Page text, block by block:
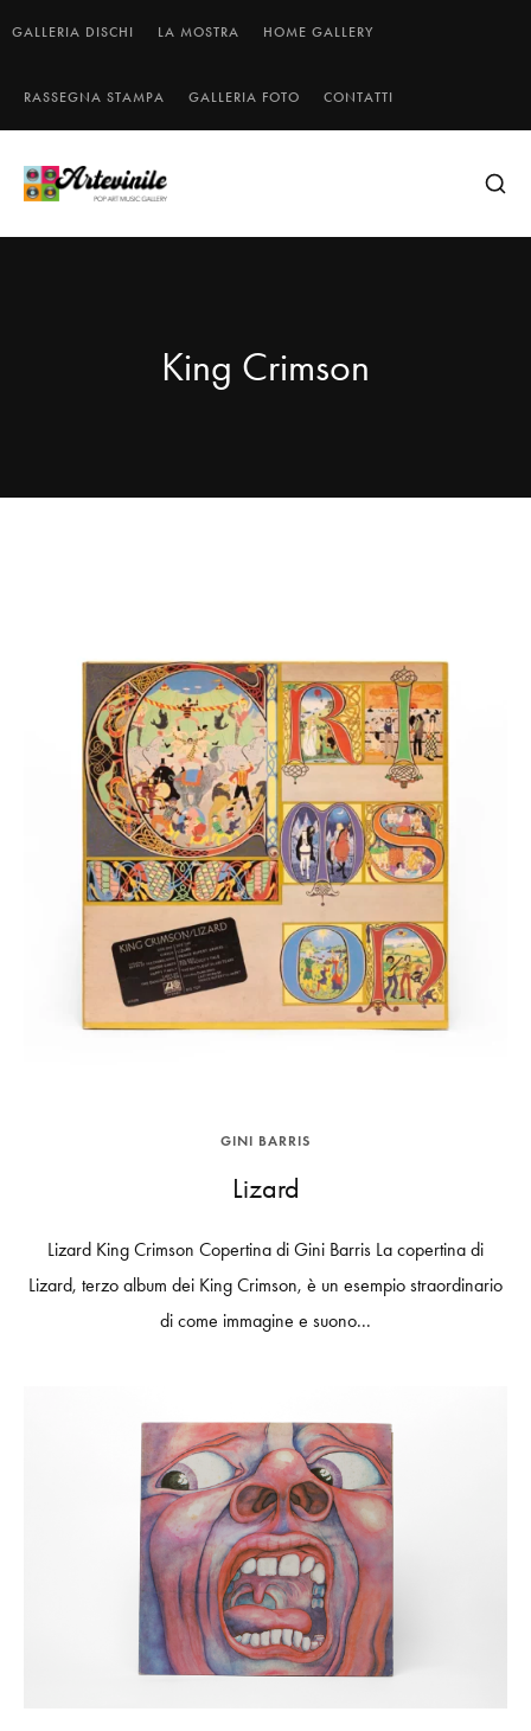
GALLERIA DISCHI LA MOSTRA HOME GALLERY
RASSEGNA STAMPA GALLERIA FOTO CONTATTI
King Crimson
GINI BARRIS
Lizard
Lizard King Crimson Copertina di Gini Barris La copertina di
Lizard, terzo album dei King Crimson, è un esempio straordinario
di come immagine e suono...